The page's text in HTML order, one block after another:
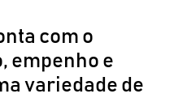
com o
empenho e
variedade de